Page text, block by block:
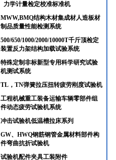
力学计量检定校准标准机
MWW,BMQ结构木材集成材人造板材
制品质量性能检测系统
500/650/1000/2000/10000T千斤顶检定
装置反力架结构加载试验系统
特殊定制非标新型专用科学研究试验
机测试系统
TL，TN弹簧拉压扭转疲劳刚度试验机
工程机械重工装备运输车辆零部件组
件动态疲劳试验机系统
冲击试验机低温槽拉床系列
GW、HWQ钢筋钢管金属材料部件构
件弯曲抗折试验机
试验机配件夹具工装附件